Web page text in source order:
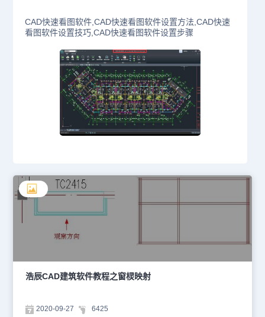
CAD快速看图软件,CAD快速看图软件设置方法,CAD快速
看图软件设置技巧,CAD快速看图软件设置步骤
浩辰CAD建筑软件教程之窗棂映射
2020-09-27 6425